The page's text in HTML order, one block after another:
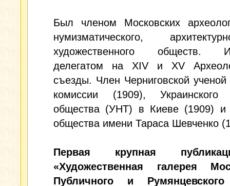
Был членом Московских
нумизматического,
художественного обществ.
делегатом на XIV и XV
съезды. Член Черниговской ученой
комиссии (1909), Украинского
общества (УНТ) в Киеве (1909) и
общества имени Тараса Шевченко
Первая крупная
«Художественная галерея
Публичного и